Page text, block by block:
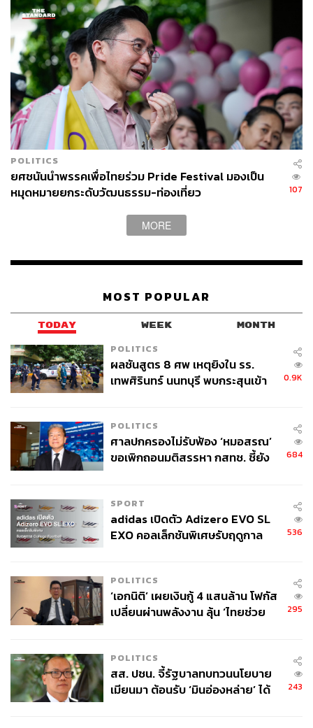
POLITICS
ยศชนันนำพรรคเพื่อไทยร่วม Pride Festival มองเป็น
หมุดหมายยกระดับวัฒนธรรม-ท่องเที่ยว
107
MORE
MOST POPULAR
TODAY WEEK MONTH
POLITICS
ผลชันสูตร 8 ศพ เหตุยิงใน รร.
เทพศิรินทร์ นนทบุรี พบกระสุนเข้า
0.9K
POLITICS
ศาลปกครองไม่รับฟ้อง ‘หมอสรณ’
ขอเพิกถอนมติสรรหา กสทช. ชี้ยัง
684
SPORT
adidas เปิดตัว Adizero EVO SL
EXO คอลเล็กชันพิเศษรับฤดูกาล
536
POLITICS
‘เอกนิติ’ เผยเงินกู้ 4 แสนล้าน โฟกัส
เปลี่ยนผ่านพลังงาน ลุ้น ‘ไทยช่วย
295
POLITICS
สส. ปชน. จี้รัฐบาลทบทวนนโยบาย
เมียนมา ต้อนรับ ‘มินอ่องหล่าย’ ได้
243